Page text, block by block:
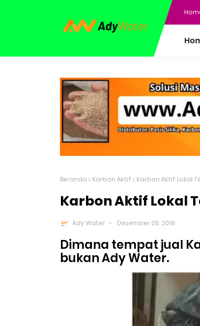
Beranda Karbon Aktif Karbon Aktif Lokal
Karbon Aktif Lokal
Ady Water Desember 05, 2019
Dimana tempat jual
bukan Ady Water.